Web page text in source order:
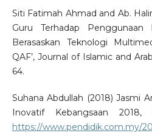
Siti Fatimah Ahmad and Ab.
Guru Terhadap
Berasaskan Teknologi
QAF’, Journal of Islamic and
64.
Suhana Abdullah (2018) Jasmi
Inovatif Kebangsaan 2018,
https://www.pendidik.com.my/